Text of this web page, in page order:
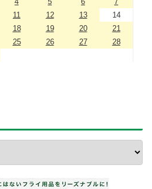
11 12 13
14
18 19 20
21
25 26 27
28